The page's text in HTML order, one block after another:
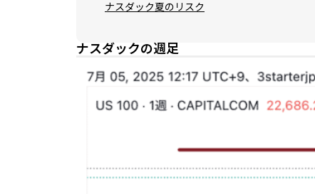
ナスダック夏のリスク
ナスダックの週足